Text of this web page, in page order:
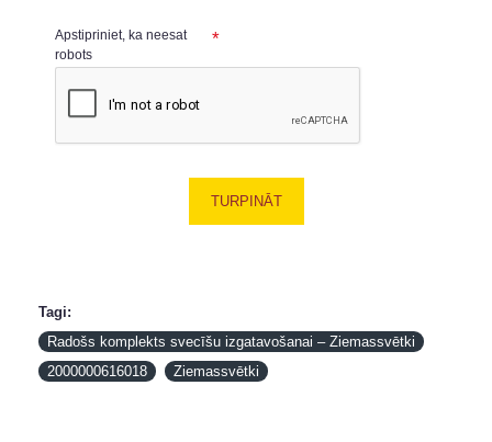
Apstipriniet, ka neesat
robots
TURPINĀT
Tagi:
Radošs komplekts svecīšu izgatavošanai – Ziemassvētki
2000000616018
Ziemassvētki